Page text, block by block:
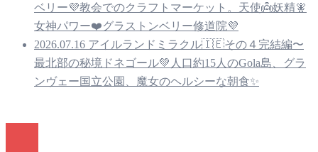
ベリー💜教会でのクラフトマーケット。天使👼妖精🧚
女神パワー❤️グラストンベリー修道院💜
2026.07.16 アイルランドミラクル🇮🇪その４完結編〜
最北部の秘境ドネゴール💚人口約15人のGola島、グラ
ンヴェー国立公園、魔女のヘルシーな朝食✨